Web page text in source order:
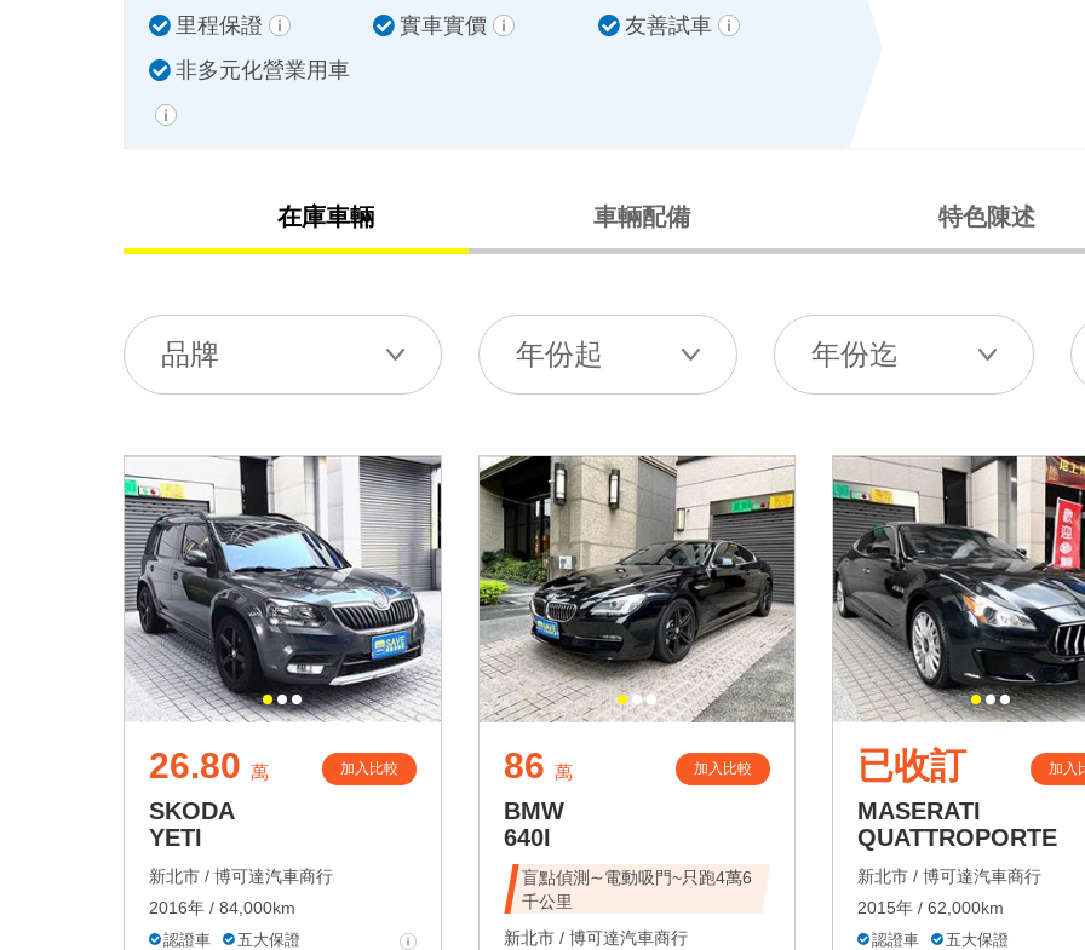
里程保證
實車實價
友善試車
非多元化營業用車
在庫車輛 車輛配備 特色陳述
26.80 萬 加入比較
SKODA
YETI
新北市 / 博可達汽車商行
2016年 / 84,000km
認證車
五大保證
86 萬 加入比較
BMW
640I
盲點偵測∼電動吸門~只跑4萬6
千公里
新北市 / 博可達汽車商行
已收訂 加入
MASERATI
QUATTROPORTE
新北市 / 博可達汽車商行
2015年 / 62,000km
認證車
五大保證